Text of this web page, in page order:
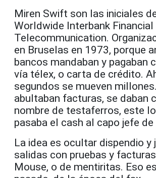
Miren Swift son las iniciales
Worldwide Interbank Financial
Telecommunication.
en Bruselas en 1973, porque
bancos mandaban y pagaban
vía télex, o carta de crédito.
segundos se mueven
abultaban facturas, se daban
nombre de testaferros, este
pasaba el cash al capo jefe de
La idea es ocultar dispendio
salidas con pruebas y
Mouse, o de mentiritas. Eso